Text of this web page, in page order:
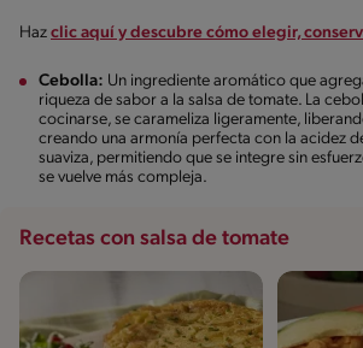
Haz clic aquí y descubre cómo elegir,
Cebolla: Un ingrediente aromático que
riqueza de sabor a la salsa de tomate. La
cocinarse, se carameliza ligeramente,
creando una armonía perfecta con la acidez
suaviza, permitiendo que se integre sin
se vuelve más compleja.
Recetas con salsa de tomate